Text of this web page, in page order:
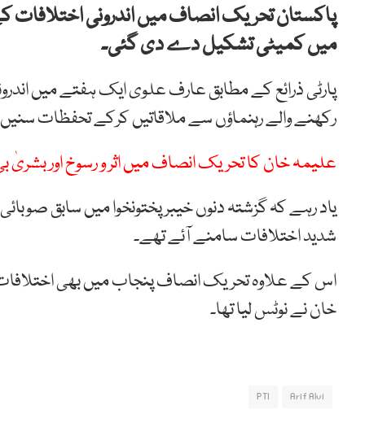
پاکستان تحریک انصاف میں اندرونی
میں کمیٹی تشکیل دے دی گئی۔
پارٹی ذرائع کے مطابق عارف علوی ایک ہفتے میں
رکھنے والے رہنماؤں سے ملاقاتیں کرکے تحفظات
علیمہ خان کا تحریک انصاف میں اثر و رسوخ اور بشریٰ
یاد رہے کہ گزشتہ دنوں خیبر پختونخوا میں سابق
شدید اختلافات سامنے آئے تھے۔
اس کے علاوہ تحریک انصاف پنجاب میں بھی
خان نے نوٹس لیا تھا۔
Arif Alvi
PTI